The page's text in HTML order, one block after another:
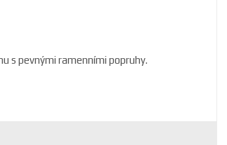
s pevnými ramenními popruhy.